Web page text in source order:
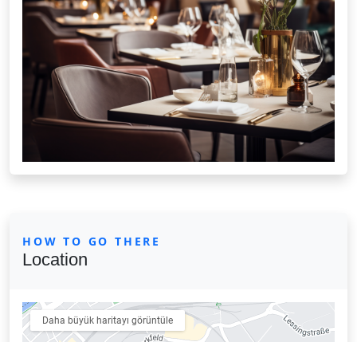
HOW TO GO THERE
Location